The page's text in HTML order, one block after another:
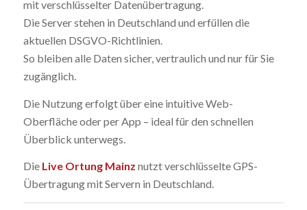
mit verschlüsselter Datenübertragung.
Die Server stehen in Deutschland und erfüllen die
aktuellen DSGVO-Richtlinien.
So bleiben alle Daten sicher, vertraulich und nur für Sie
zugänglich.
Die Nutzung erfolgt über eine intuitive Web-
Oberfläche oder per App – ideal für den schnellen
Überblick unterwegs.
Die Live Ortung Mainz nutzt verschlüsselte GPS-
Übertragung mit Servern in Deutschland.